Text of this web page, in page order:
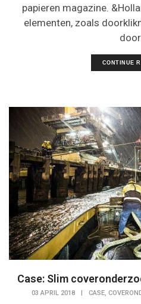
papieren magazine.
elementen, zoals
CONTINUE
Case: Slim
03 APRIL 2018 CASE,